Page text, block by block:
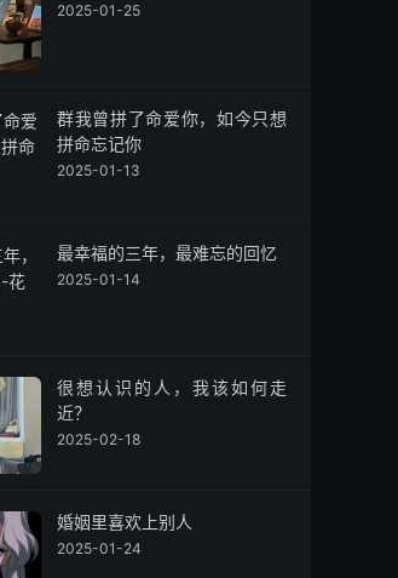
2025-01-25
群我曾拼了命爱你，如今只想
拼命忘记你
2025-01-13
最幸福的三年，最难忘的回忆
2025-01-14
很想认识的人，我该如何走
近？
2025-02-18
婚姻里喜欢上别人
2025-01-24